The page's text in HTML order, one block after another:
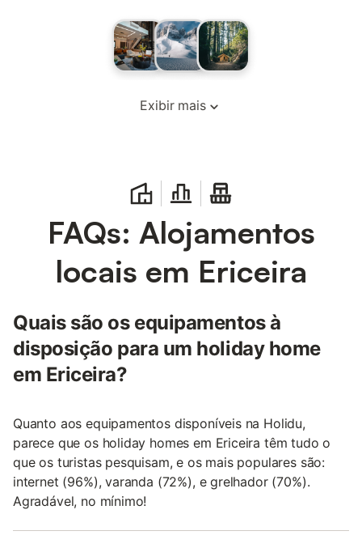
Exibir mais
FAQs: Alojamentos
locais em Ericeira
Quais são os equipamentos à
disposição para um holiday home
em Ericeira?
Quanto aos equipamentos disponíveis na Holidu,
parece que os holiday homes em Ericeira têm tudo o
que os turistas pesquisam, e os mais populares são:
internet (96%), varanda (72%), e grelhador (70%).
Agradável, no mínimo!